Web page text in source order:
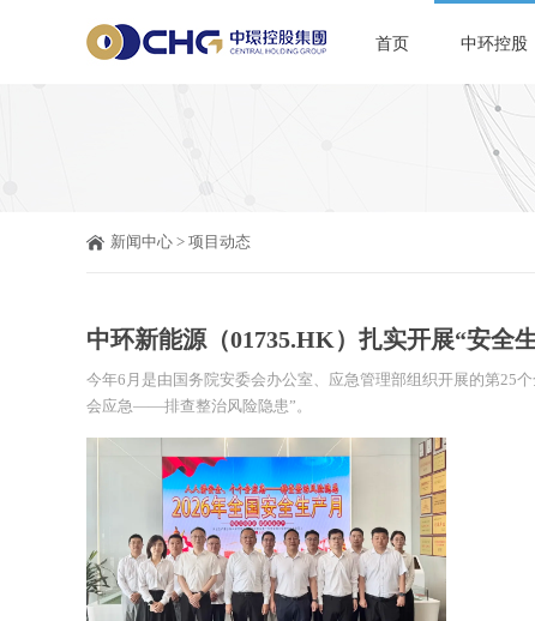
首页 中环控股
新闻中心 > 项目动态
中环新能源（01735.HK）扎实开展“安全
今年6月是由国务院安委会办公室、应急管理部组织开展的第25
会应急——排查整治风险隐患”。